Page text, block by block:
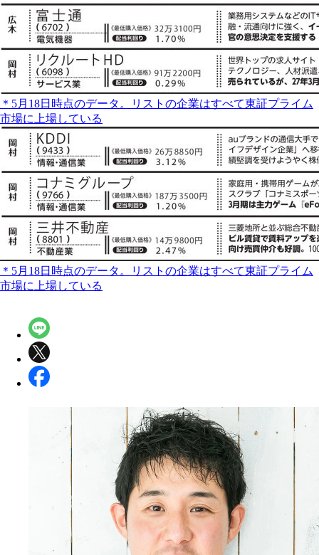
＊5月18日時点のデータ。リストの企業はすべて東証プライム
市場に上場している
＊5月18日時点のデータ。リストの企業はすべて東証プライム
市場に上場している